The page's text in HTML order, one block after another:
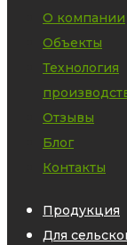
О компании
Объекты
Технология
Отзывы
Блог
Контакты
Продукция
Для